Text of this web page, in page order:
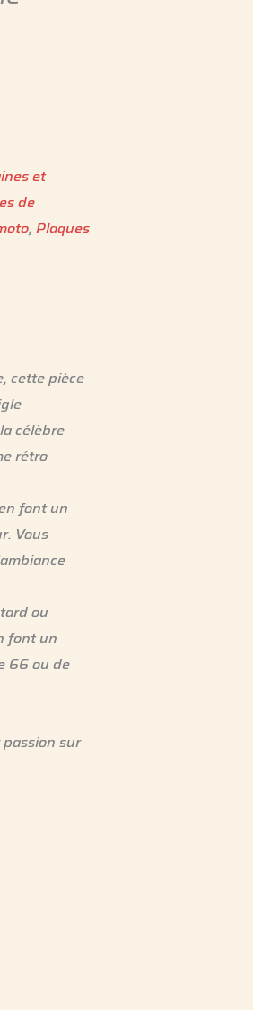
et
de
,Plaques
cette pièce
célèbre
rétro
font un
Vous
ou
font un
66 ou de
sur